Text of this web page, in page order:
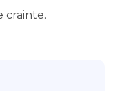
crainte.